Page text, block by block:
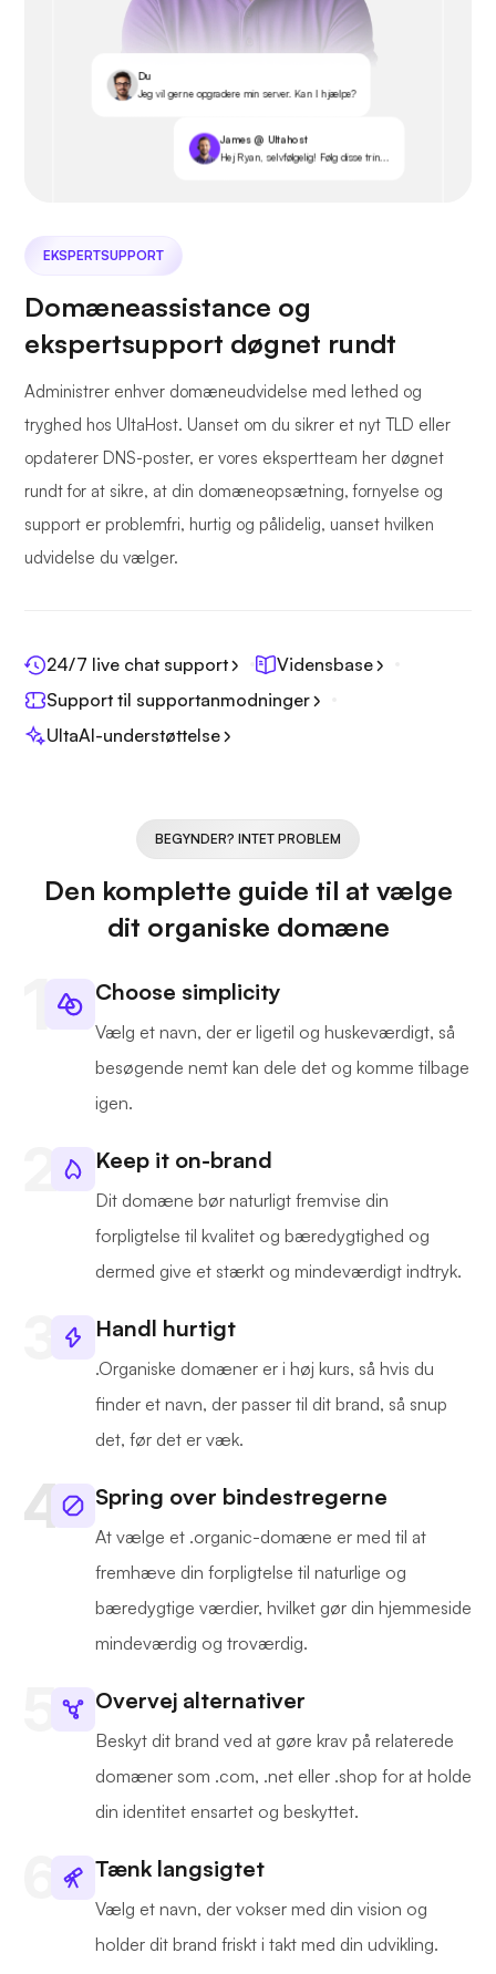
Du
Jeg vil gerne opgradere min server. Kan I hjælpe?
James @ Ultahost
Hej Ryan, selvfølgelig! Følg disse trin...
EKSPERTSUPPORT
Domæneassistance og
ekspertsupport døgnet rundt
Administrer enhver domæneudvidelse med lethed og
tryghed hos UltaHost. Uanset om du sikrer et nyt TLD eller
opdaterer DNS-poster, er vores ekspertteam her døgnet
rundt for at sikre, at din domæneopsætning, fornyelse og
support er problemfri, hurtig og pålidelig, uanset hvilken
udvidelse du vælger.
24/7 live chat support
Vidensbase
Support til supportanmodninger
UltaAI-understøttelse
BEGYNDER? INTET PROBLEM
Den komplette guide til at vælge
dit organiske domæne
Choose simplicity
Vælg et navn, der er ligetil og huskeværdigt, så
besøgende nemt kan dele det og komme tilbage
igen.
Keep it on-brand
Dit domæne bør naturligt fremvise din
forpligtelse til kvalitet og bæredygtighed og
dermed give et stærkt og mindeværdigt indtryk.
Handl hurtigt
.Organiske domæner er i høj kurs, så hvis du
finder et navn, der passer til dit brand, så snup
det, før det er væk.
Spring over bindestregerne
At vælge et .organic-domæne er med til at
fremhæve din forpligtelse til naturlige og
bæredygtige værdier, hvilket gør din hjemmeside
mindeværdig og troværdig.
Overvej alternativer
Beskyt dit brand ved at gøre krav på relaterede
domæner som .com, .net eller .shop for at holde
din identitet ensartet og beskyttet.
Tænk langsigtet
Vælg et navn, der vokser med din vision og
holder dit brand friskt i takt med din udvikling.